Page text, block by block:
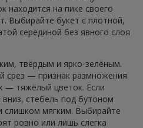
находится на пике своего
Выбирайте букет с плотной,
серединой без явного слоя
твёрдым и ярко-зелёным.
срез — признак размножения
— тяжёлый цветок. Если
вниз, стебель под бутоном
мягким. Выбирайте
ровно или лишь слегка